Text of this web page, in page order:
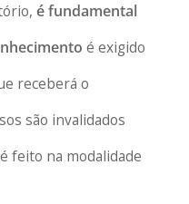
é fundamental
é exigido
receberá o
são invalidados
feito na modalidade